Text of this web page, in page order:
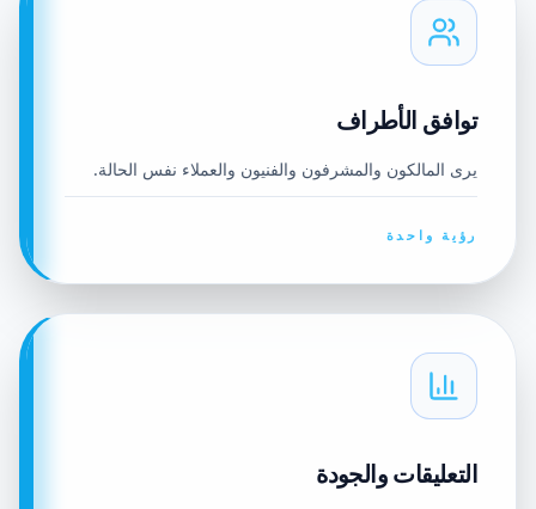
توافق الأطراف
يرى المالكون والمشرفون والفنيون والعملاء نفس الحالة.
رؤية واحدة
التعليقات والجودة